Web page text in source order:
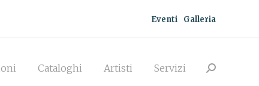
Eventi Galleria
Cataloghi Artisti Servizi Search: